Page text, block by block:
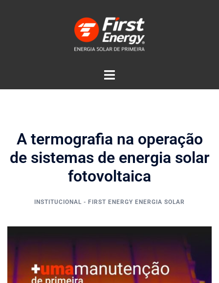
A termografia na operação
de sistemas de energia solar
fotovoltaica
INSTITUCIONAL - FIRST ENERGY ENERGIA SOLAR